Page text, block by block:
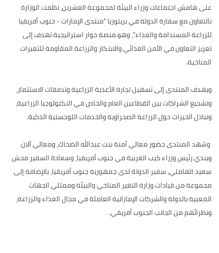
على هامش اجتماعات وزراء البيئة لمجموعة العشرين، نظمت الوزارة
بالتعاون مع سفارة الدولة في بريتوريا "منتدى الإمارات - جنوب أفريقيا
للزراعة المستدامة والغذاء"، وهو منصة حوار استراتيجية تهدف إلى
تعزيز التعاون في الأمن الغذائي والابتكار والزراعة المقاومة للتغيرات
المناخية.
ويهدف المنتدى إلى تسهيل تجارة الأغذية الزراعية وتدفقات الاستثمار،
وتشجيع الشراكات بين القطاعين العام والخاص في التكنولوجيا الزراعية،
وتبادل الخبرات حول الزراعة الصحراوية والخدمات اللوجستية الذكية.
وشهد المنتدى حضور معالي آمنة بنت عبدالله الضحاك، ومعالي آلان
ويندي رئيس وزراء كيب الغربية في جنوب أفريقيا، وسعادة السفير محش
سعيد الهاملي، سفير الدولة لدى جمهورية جنوب أفريقيا، بالإضافة إلى
مجموعة من قيادات وزارة التغير المناخي والبيئة وممثلي الجهات
المعنية بالدولة والشركات الإماراتية العاملة في مجال الغذاء والزراعة،
ونظرائهم من الجانب الجنوب أفريقي.